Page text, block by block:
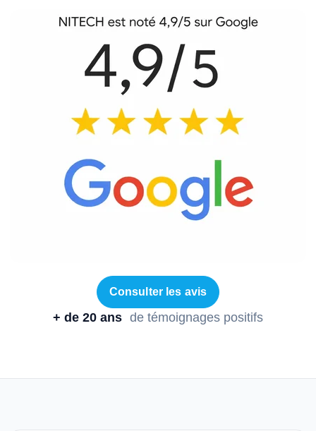
Consulter les avis
+ de 20 ans de témoignages positifs